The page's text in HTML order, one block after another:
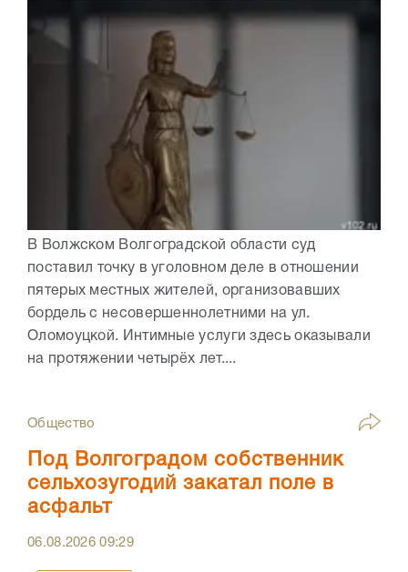
В Волжском Волгоградской области суд
поставил точку в уголовном деле в отношении
пятерых местных жителей, организовавших
бордель с несовершеннолетними на ул.
Оломоуцкой. Интимные услуги здесь оказывали
на протяжении четырёх лет....
Общество
Под Волгоградом собственник
сельхозугодий закатал поле в
асфальт
06.08.202609:29